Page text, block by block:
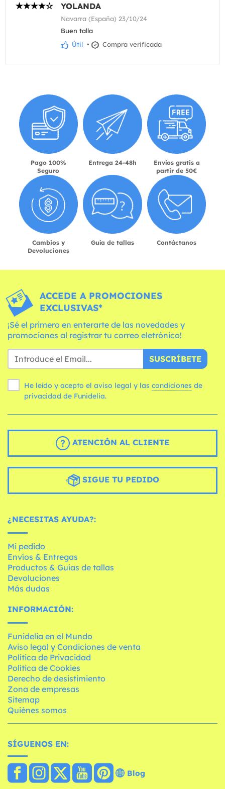
YOLANDA
Navarra (España) 23/10/24
Buen talla
Útil • Compra verificada
Pago 100%
Seguro
Entrega 24-48h
Envíos gratis a
partir de 50€
Cambios y
Devoluciones
Guía de tallas Contáctanos
ACCEDE A PROMOCIONES
EXCLUSIVAS*
¡Sé el primero en enterarte de las novedades y
promociones al registrar tu correo eletrónico!
SUSCRÍBETE
He leído y acepto el aviso legal y las condiciones
privacidad de Funidelia.
ATENCIÓN AL CLIENTE
SIGUE TU PEDIDO
¿NECESITAS AYUDA?:
Mi pedido
Envíos & Entregas
Productos & Guías de tallas
Devoluciones
Más dudas
INFORMACIÓN:
Funidelia en el Mundo
Aviso legal y Condiciones de venta
Política de Privacidad
Política de Cookies
Derecho de desistimiento
Zona de empresas
Sitemap
Quiénes somos
SÍGUENOS EN:
Blog